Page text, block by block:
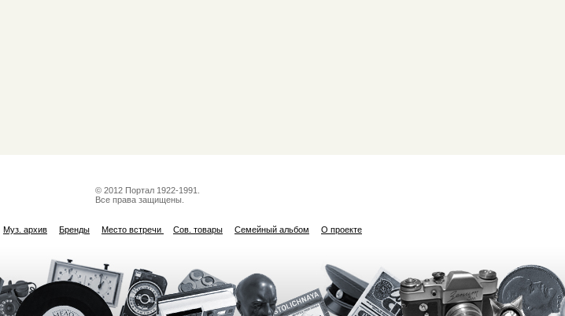
© 2012 Портал 1922-1991.
Все права защищены.
Муз. архив Бренды Место встречи Сов. товары Семейный альбом О проекте